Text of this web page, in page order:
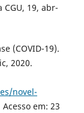
CGU, 19, abr-
(COVID-19).
2020.
novel-
Acesso em: 23